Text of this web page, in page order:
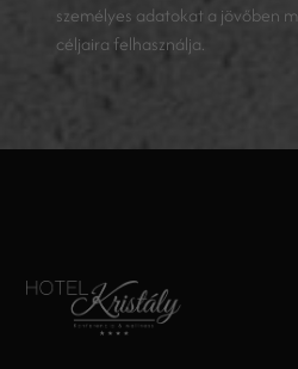
személyes adatokat a jövőben
céljaira felhasználja.